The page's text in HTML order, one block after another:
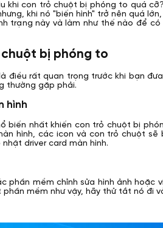
khi con trỏ chuột bị phóng to quá
khi nó "biến hình" trở nên quá
trạng này và làm như thế nào để có
bị phóng to
điều rất quan trọng trước khi bạn
thường gặp phải.
hình
biến nhất khiến con trỏ chuột bị
hình, các icon và con trỏ chuột
driver card màn hình.
phần mềm chỉnh sửa hình ảnh
mềm như vậy, hãy thử tắt nó đi